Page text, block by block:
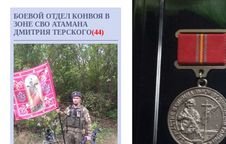
БОЕВОЙ ОТДЕЛ КОНВОЯ В
ЗОНЕ СВО АТАМАНА
ДМИТРИЯ ТЕРСКОГО(44)